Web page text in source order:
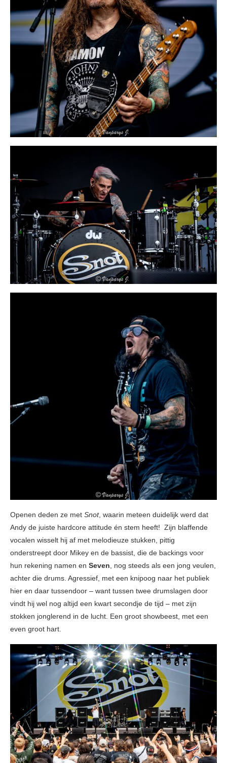
Openen deden ze met Snot, waarin meteen duidelijk werd dat
Andy de juiste hardcore attitude én stem heeft! Zijn blaffende
vocalen wisselt hij af met melodieuze stukken, pittig
onderstreept door Mikey en de bassist, die de backings voor
hun rekening namen en Seven, nog steeds als een jong veulen,
achter die drums. Agressief, met een knipoog naar het publiek
hier en daar tussendoor – want tussen twee drumslagen door
vindt hij wel nog altijd een kwart secondje de tijd – met zijn
stokken jonglerend in de lucht. Een groot showbeest, met een
even groot hart.